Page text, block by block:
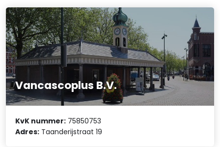
Vancascoplus B.V.
KvK nummer: 75850753
Adres: Taanderijstraat 19